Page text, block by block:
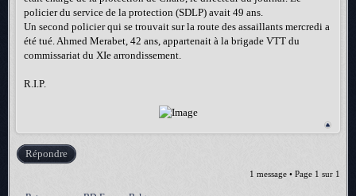
policier du service de la protection (SDLP) avait 49 ans.
Un second policier qui se trouvait sur la route des assaillants mercredi a
été tué. Ahmed Merabet, 42 ans, appartenait à la brigade VTT du
commissariat du XIe arrondissement.
R.I.P.
Répondre
1 message • Page 1 sur 1